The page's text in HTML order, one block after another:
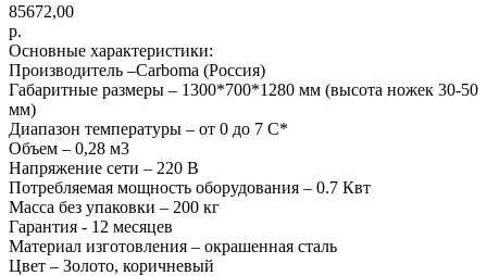
85672,00
р.
Основные характеристики:
Производитель –Carboma (Россия)
Габаритные размеры – 1300*700*1280 мм (высота ножек 30-50
мм)
Диапазон температуры – от 0 до 7 С*
Объем – 0,28 м3
Напряжение сети – 220 В
Потребляемая мощность оборудования – 0.7 Квт
Масса без упаковки – 200 кг
Гарантия - 12 месяцев
Материал изготовления – окрашенная сталь
Цвет – Золото, коричневый